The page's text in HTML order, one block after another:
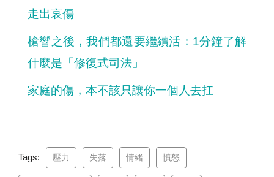
走出哀傷
槍響之後，我們都還要繼續活：1分鐘了解
什麼是「修復式司法」
家庭的傷，本不該只讓你一個人去扛
Tags: 壓力 失落 情緒 憤怒